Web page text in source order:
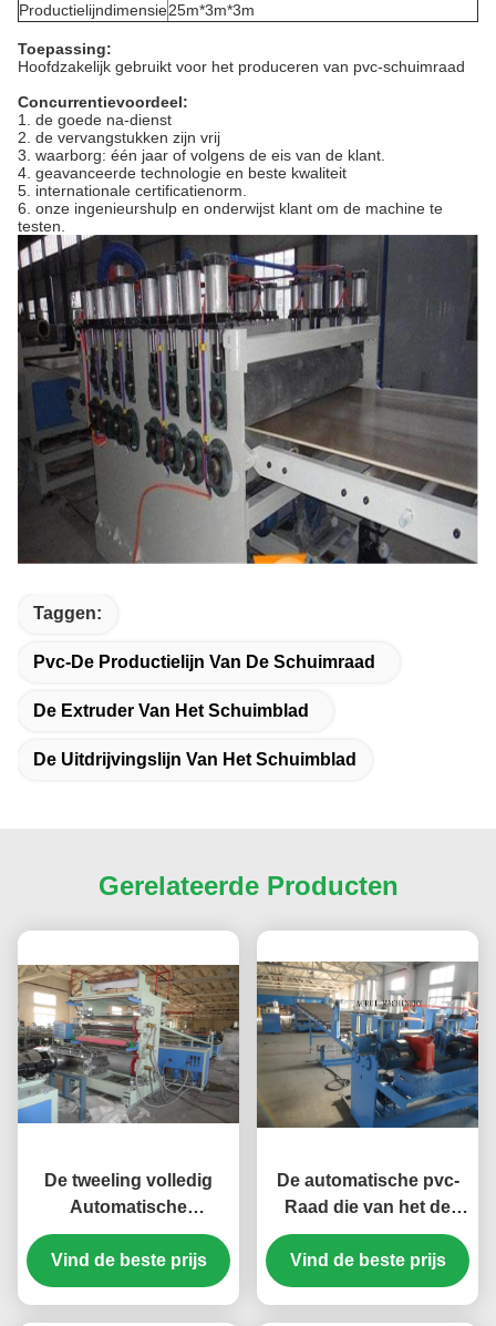
Productielijndimensie25m*3m*3m
Toepassing:
Hoofdzakelijk gebruikt voor het produceren van pvc-schuimraad
Concurrentievoordeel:
1. de goede na-dienst
2. de vervangstukken zijn vrij
3. waarborg: één jaar of volgens de eis van de klant.
4. geavanceerde technologie en beste kwaliteit
5. internationale certificatienorm.
6. onze ingenieurshulp en onderwijst klant om de machine te
testen.
Taggen:
Pvc-De Productielijn Van De Schuimraad
De Extruder Van Het Schuimblad
De Uitdrijvingslijn Van Het Schuimblad
Gerelateerde Producten
De tweeling volledig
Automatische
Productielijn van de het
Schuimraad van pvc
van de Schroefextruder
Vind de beste prijs
De automatische pvc-
Raad die van het de
Productielijn Plastic
Meubilair van de
Schuimraad Machine
Vind de beste prijs